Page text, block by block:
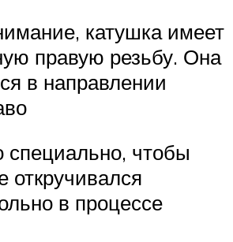
катушка имеет
правую резьбу. Она
в направлении
специально, чтобы
откручивался
в процессе